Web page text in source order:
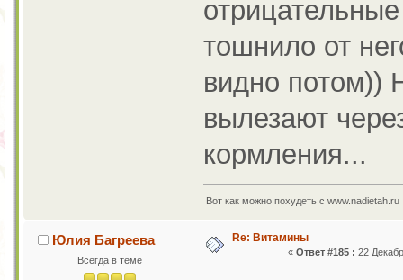
тошнило от
видно потом))
вылезают
кормления...
Вот как можно похудеть с www.nadietah.ru
Юлия Багреева
Всегда в теме
Re: Витамины
« Ответ #185 : 22